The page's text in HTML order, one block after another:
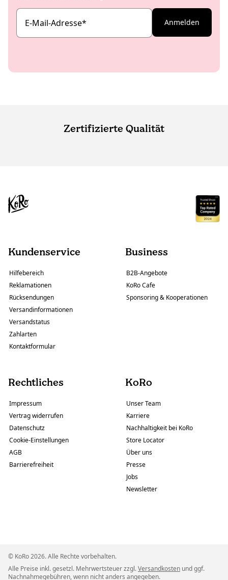
E-Mail-Adresse* Anmelden
Zertifizierte Qualität
Kundenservice
Hilfebereich
Reklamationen
Rücksendungen
Versandinformationen
Versandstatus
Zahlarten
Kontaktformular
Business
B2B-Angebote
KoRo Cafe
Sponsoring & Kooperationen
Rechtliches
Impressum
Vertrag widerrufen
Datenschutz
Cookie-Einstellungen
AGB
Barrierefreiheit
KoRo
Unser Team
Karriere
Nachhaltigkeit bei KoRo
Store Locator
Über uns
Presse
Jobs
Newsletter
© KoRo 2026. Alle Rechte vorbehalten.
Alle Preise inkl. gesetzl. Mehrwertsteuer zzgl.Versandkosten und ggf.
Nachnahmegebühren, wenn nicht anders angegeben.